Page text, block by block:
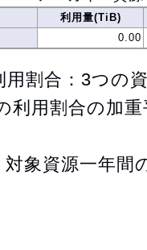
利用量(TiB)
0.00
割合：3つの
利用割合の加重
象資源一年間